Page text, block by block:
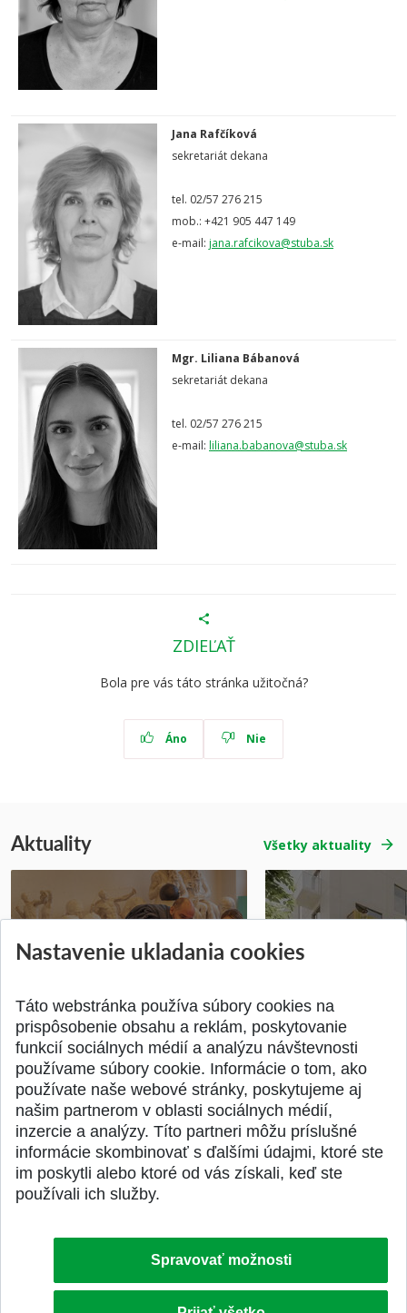
Jana Rafčíková
sekretariát dekana
tel. 02/57 276 215
mob.: +421 905 447 149
e-mail: jana.rafcikova@stuba.sk
Mgr. Liliana Bábanová
sekretariát dekana
tel. 02/57 276 215
e-mail: liliana.babanova@stuba.sk
ZDIEĽAŤ
Bola pre vás táto stránka užitočná?
Áno Nie
Aktuality Všetky aktuality
SPÄŤ NA VRCH
Nastavenie ukladania cookies
Táto webstránka používa súbory cookies na
prispôsobenie obsahu a reklám, poskytovanie
funkcií sociálnych médií a analýzu návštevnosti
používame súbory cookie. Informácie o tom, ako
používate naše webové stránky, poskytujeme aj
našim partnerom v oblasti sociálnych médií,
inzercie a analýzy. Títo partneri môžu príslušné
informácie skombinovať s ďalšími údajmi, ktoré ste
im poskytli alebo ktoré od vás získali, keď ste
používali ich služby.
Spravovať možnosti